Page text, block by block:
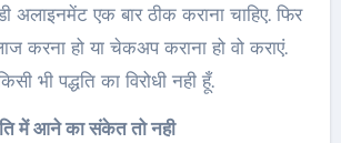
अलाइनमेंट एक बार ठीक कराना चाहिए. फिर
करना हो या चेकअप कराना हो वो कराएं.
भी पद्धति का विरोधी नही हूँ.
में आने का संकेत तो नही